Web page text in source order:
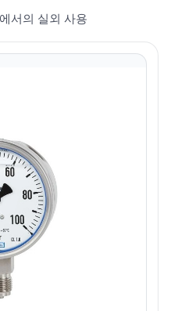
서의 실외 사용